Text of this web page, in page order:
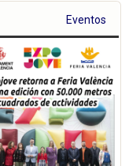
Eventos